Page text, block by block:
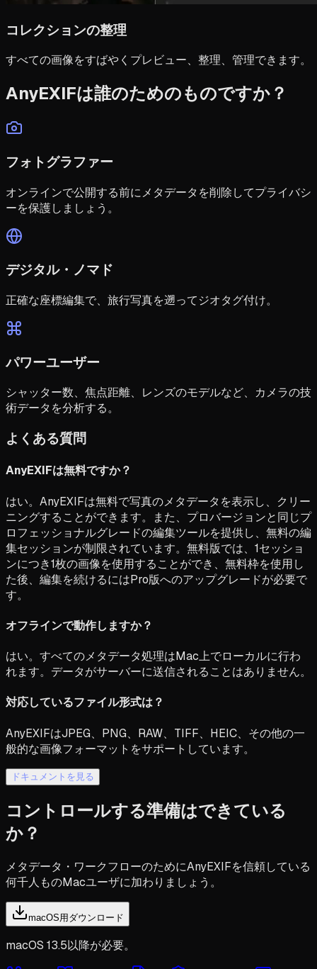
コレクションの整理
すべての画像をすばやくプレビュー、整理、管理できます。
AnyEXIFは誰のためのものですか？
フォトグラファー
オンラインで公開する前にメタデータを削除してプライバシ
ーを保護しましょう。
デジタル・ノマド
正確な座標編集で、旅行写真を遡ってジオタグ付け。
パワーユーザー
シャッター数、焦点距離、レンズのモデルなど、カメラの技
術データを分析する。
よくある質問
AnyEXIFは無料ですか？
はい。AnyEXIFは無料で写真のメタデータを表示し、クリー
ニングすることができます。また、プロバージョンと同じプ
ロフェッショナルグレードの編集ツールを提供し、無料の編
集セッションが制限されています。無料版では、1セッショ
ンにつき1枚の画像を使用することができ、無料枠を使用し
た後、編集を続けるにはPro版へのアップグレードが必要で
す。
オフラインで動作しますか？
はい。すべてのメタデータ処理はMac上でローカルに行わ
れます。データがサーバーに送信されることはありません。
対応しているファイル形式は？
AnyEXIFはJPEG、PNG、RAW、TIFF、HEIC、その他の一
般的な画像フォーマットをサポートしています。
ドキュメントを見る
コントロールする準備はできている
か？
メタデータ・ワークフローのためにAnyEXIFを信頼している
何千人ものMacユーザに加わりましょう。
macOS用ダウンロード
macOS 13.5以降が必要。